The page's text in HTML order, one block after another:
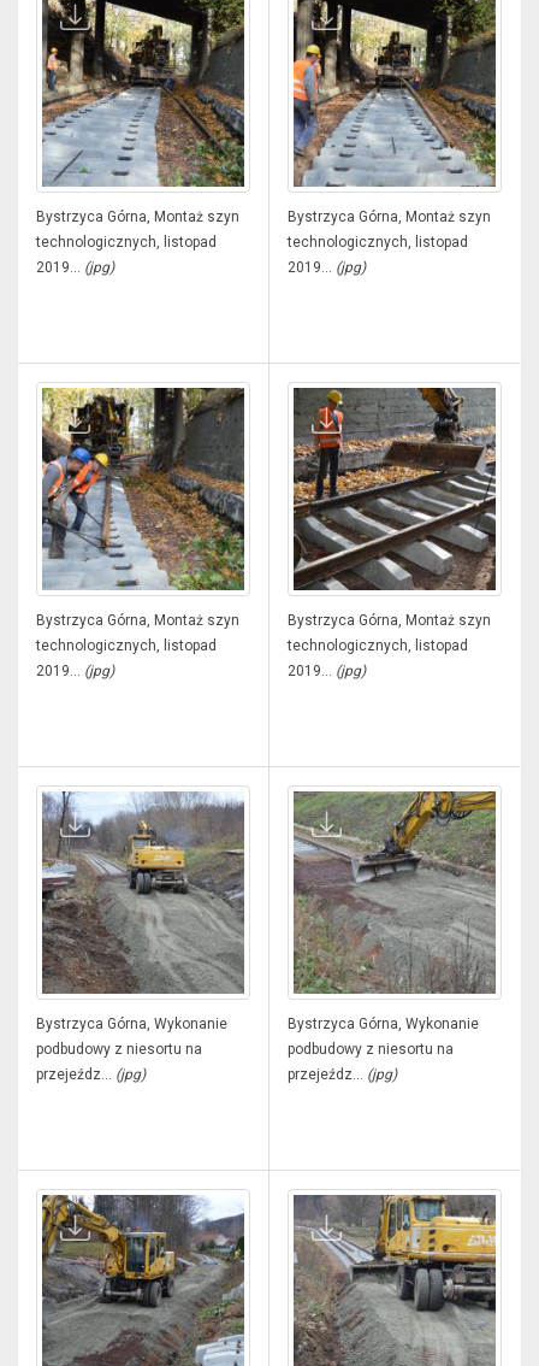
Bystrzyca Górna, Montaż szyn
technologicznych, listopad
2019... (jpg)
Bystrzyca Górna, Montaż szyn
technologicznych, listopad
2019... (jpg)
Bystrzyca Górna, Montaż szyn
technologicznych, listopad
2019... (jpg)
Bystrzyca Górna, Montaż szyn
technologicznych, listopad
2019... (jpg)
Bystrzyca Górna, Wykonanie
podbudowy z niesortu na
przejeźdz... (jpg)
Bystrzyca Górna, Wykonanie
podbudowy z niesortu na
przejeźdz... (jpg)